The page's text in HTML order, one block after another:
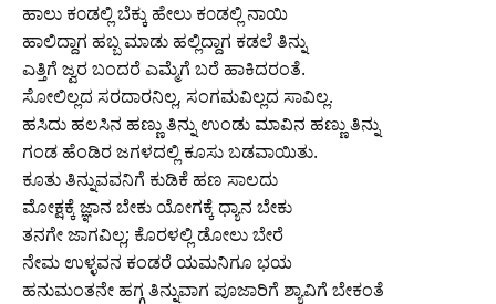
ಹಾಲು ಕ೦ಡಲ್ಲಿ ಬೆಕ್ಕು ಹೇಲು ಕ೦ಡಲ್ಲಿ ನಾಯಿ
ಹಾಲಿದ್ದಾಗ ಹಬ್ಬ ಮಾಡು ಹಲ್ಲಿದ್ದಾಗ ಕಡಲೆ ತಿನ್ನು
ಎತ್ತಿಗೆ ಜ್ವರ ಬಂದರೆ ಎಮ್ಮೆಗೆ ಬರೆ ಹಾಕಿದರಂತೆ.
ಸೋಲಿಲ್ಲದ ಸರದಾರನಿಲ್ಲ, ಸಂಗಮವಿಲ್ಲದ ಸಾವಿಲ್ಲ.
ಹಸಿದು ಹಲಸಿನ ಹಣ್ಣು ತಿನ್ನು ಉಂಡು ಮಾವಿನ ಹಣ್ಣು ತಿನ್ನು
ಗಂಡ ಹೆಂಡಿರ ಜಗಳದಲ್ಲಿ ಕೂಸು ಬಡವಾಯಿತು.
ಕೂತು ತಿನ್ನುವವನಿಗೆ ಕುಡಿಕೆ ಹಣ ಸಾಲದು
ಮೋಕ್ಷಕ್ಕೆ ಜ್ಞಾನ ಬೇಕು ಯೋಗಕ್ಕೆ ಧ್ಯಾನ ಬೇಕು
ತನಗೇ ಜಾಗವಿಲ್ಲ; ಕೊರಳಲ್ಲಿ ಡೋಲು ಬೇರೆ
ನೇಮ ಉಳ್ಳವನ ಕಂಡರೆ ಯಮನಿಗೂ ಭಯ
ಹನುಮಂತನೇ ಹಗ್ಗ ತಿನ್ನುವಾಗ ಪೂಜಾರಿಗೆ ಶ್ಯಾವಿಗೆ ಬೇಕಂತೆ